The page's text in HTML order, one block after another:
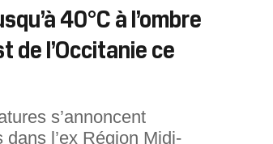
40°C à l’ombre
de l’Occitanie ce
s’annoncent
dans l’ex Région Midi-